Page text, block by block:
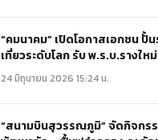
“คมนาคม” เปิดโอกาสเอกชน ปั้
เที่ยวระดับโลก รับ พ.ร.บ.รางใหม่
24 มิถุนายน 2026 15:24 น.
“สนามบินสุวรรณภูมิ” จัดกิจกร